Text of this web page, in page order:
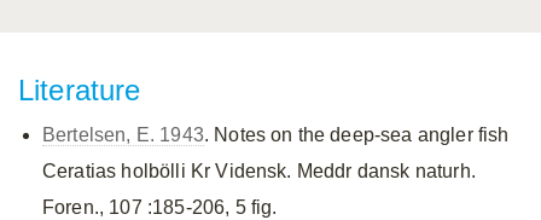
Literature
Bertelsen, E. 1943. Notes on the deep-sea angler fish
Ceratias holbölli Kr Vidensk. Meddr dansk naturh.
Foren., 107 :185-206, 5 fig.